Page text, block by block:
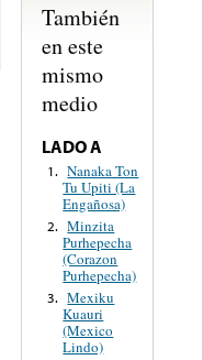
También
en este
mismo
medio
LADO A
1. Nanaka Ton
Tu Upiti (La
Engañosa)
2. Minzita
Purhepecha
(Corazon
Purhepecha)
3. Mexiku
Kuauri
(Mexico
Lindo)